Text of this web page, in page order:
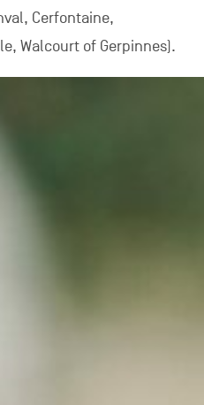
Cerfontaine,
Walcourt of Gerpinnes).